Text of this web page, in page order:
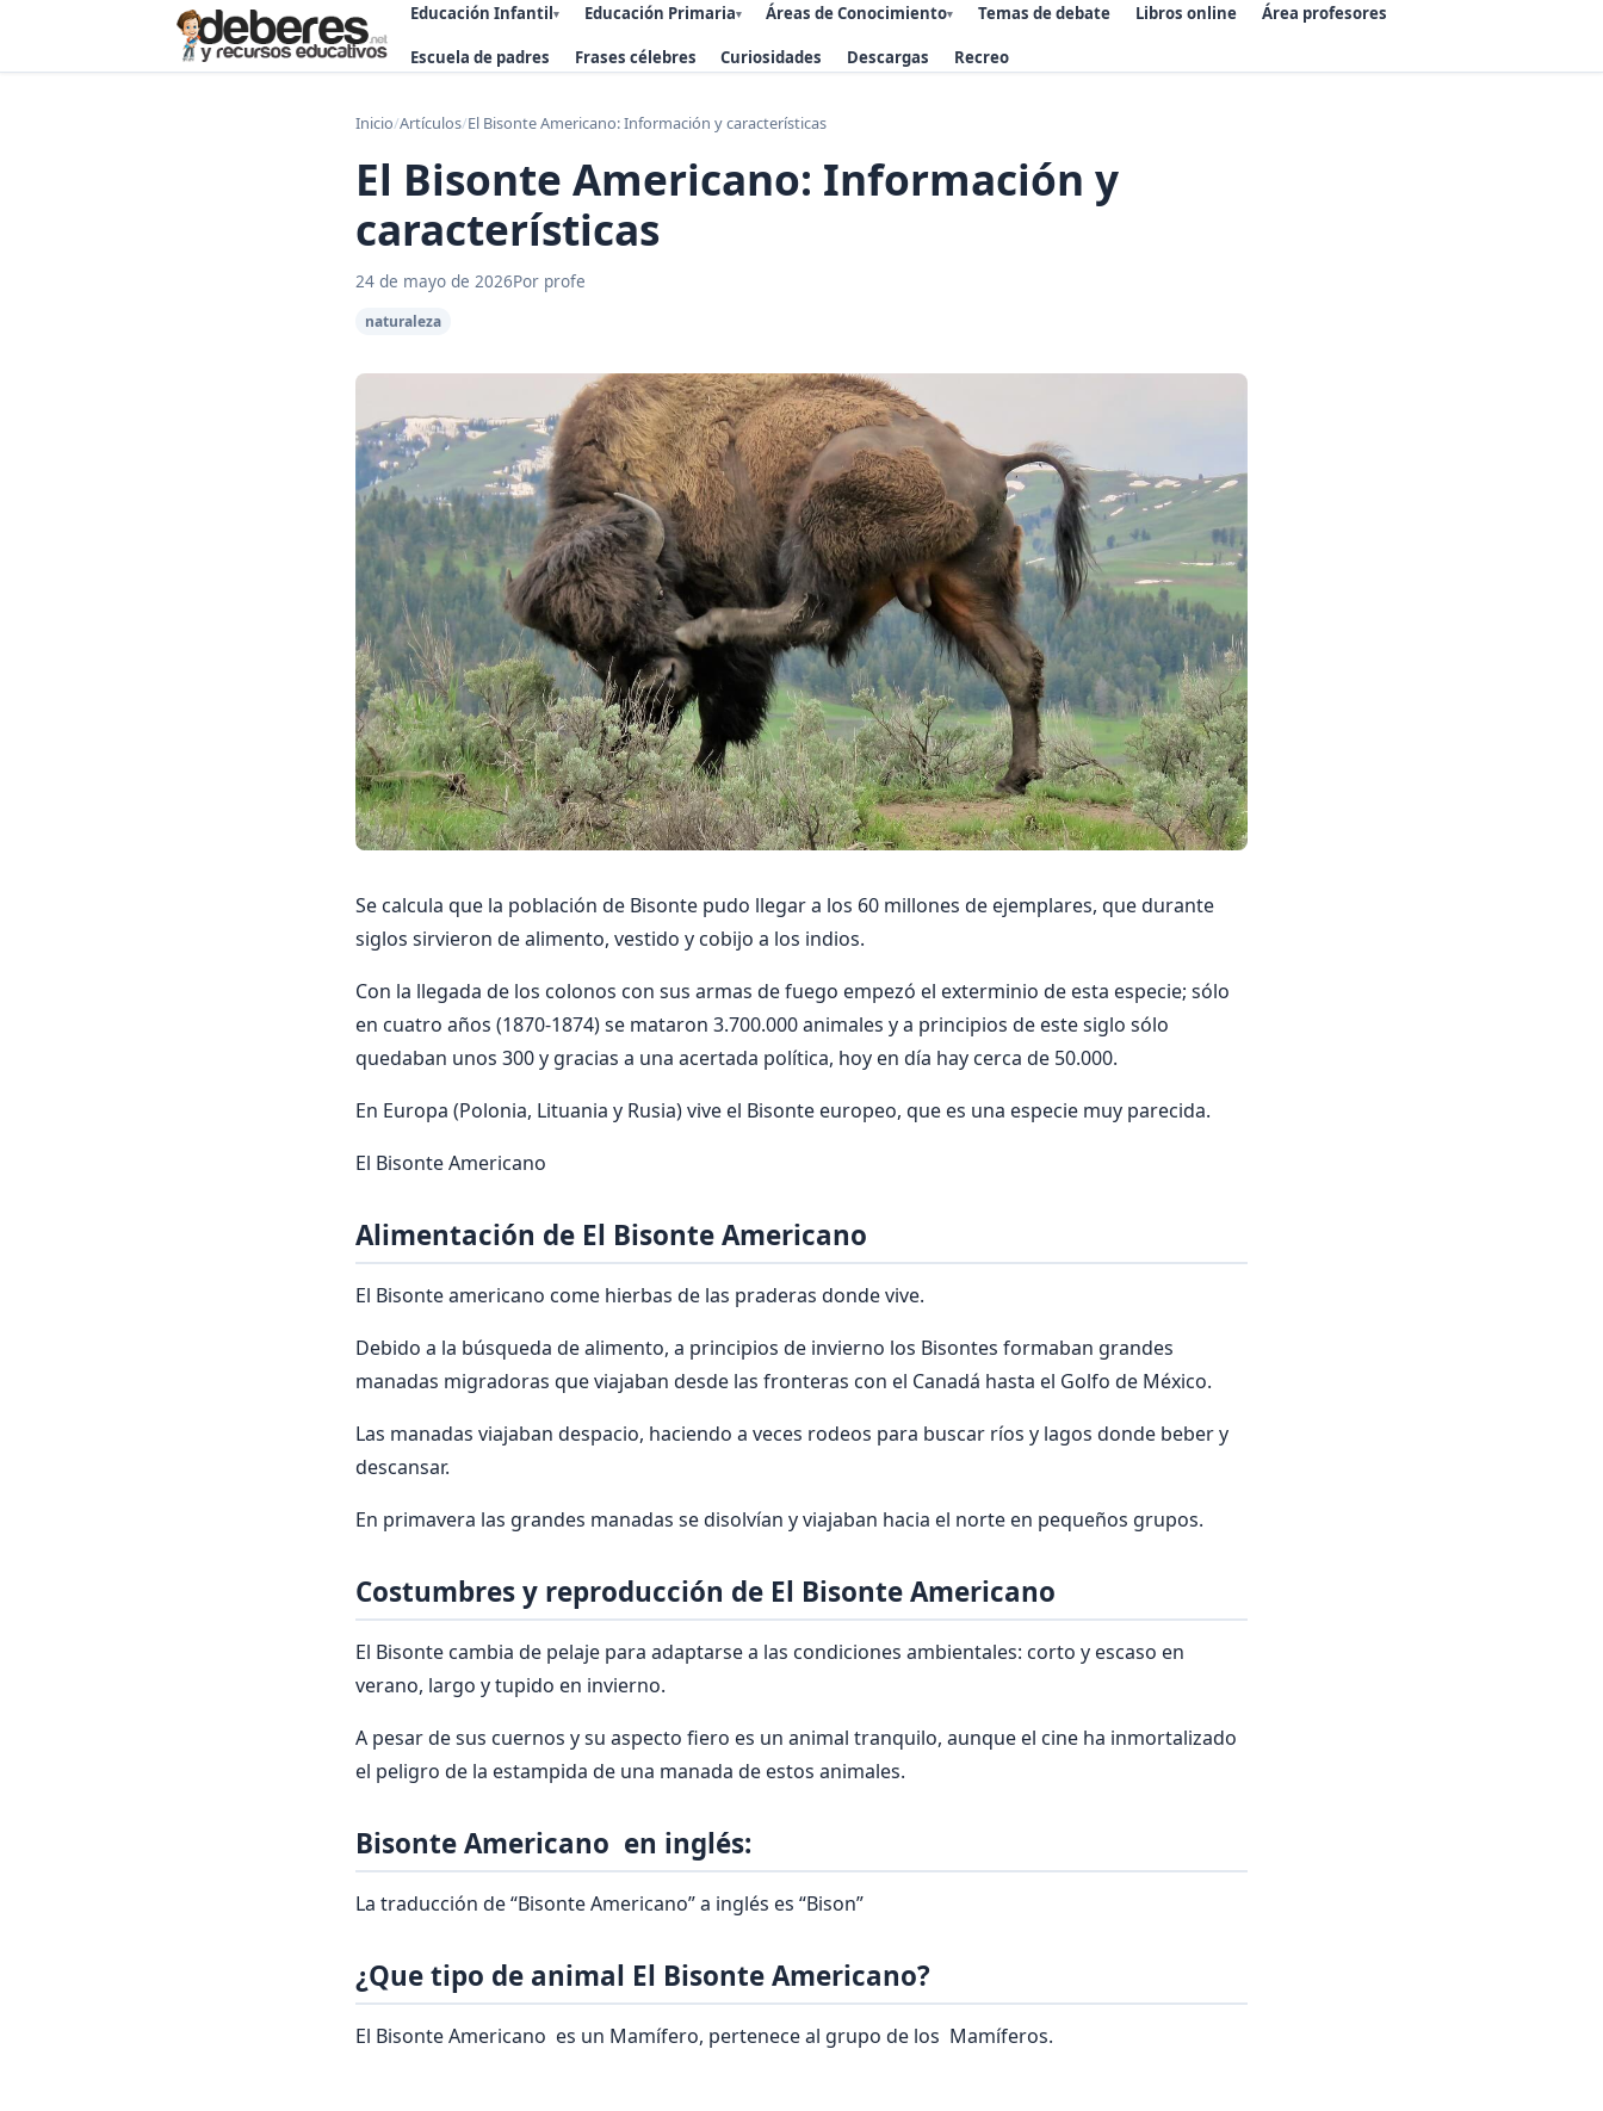
Educación Infantil▾ Educación Primaria▾ Áreas de Conocimiento▾ Temas de debate Libros online Área profesores
Escuela de padres Frases célebres Curiosidades Descargas Recreo
Inicio/Artículos/El Bisonte Americano: Información y características
El Bisonte Americano: Información y
características
24 de mayo de 2026Por profe
naturaleza
Se calcula que la población de Bisonte pudo llegar a los 60 millones de ejemplares, que durante
siglos sirvieron de alimento, vestido y cobijo a los indios.
Con la llegada de los colonos con sus armas de fuego empezó el exterminio de esta especie; sólo
en cuatro años (1870-1874) se mataron 3.700.000 animales y a principios de este siglo sólo
quedaban unos 300 y gracias a una acertada política, hoy en día hay cerca de 50.000.
En Europa (Polonia, Lituania y Rusia) vive el Bisonte europeo, que es una especie muy parecida.
El Bisonte Americano
Alimentación de El Bisonte Americano
El Bisonte americano come hierbas de las praderas donde vive.
Debido a la búsqueda de alimento, a principios de invierno los Bisontes formaban grandes
manadas migradoras que viajaban desde las fronteras con el Canadá hasta el Golfo de México.
Las manadas viajaban despacio, haciendo a veces rodeos para buscar ríos y lagos donde beber y
descansar.
En primavera las grandes manadas se disolvían y viajaban hacia el norte en pequeños grupos.
Costumbres y reproducción de El Bisonte Americano
El Bisonte cambia de pelaje para adaptarse a las condiciones ambientales: corto y escaso en
verano, largo y tupido en invierno.
A pesar de sus cuernos y su aspecto fiero es un animal tranquilo, aunque el cine ha inmortalizado
el peligro de la estampida de una manada de estos animales.
Bisonte Americano en inglés:
La traducción de “Bisonte Americano” a inglés es “Bison”
¿Que tipo de animal El Bisonte Americano?
El Bisonte Americano es un Mamífero, pertenece al grupo de los Mamíferos.